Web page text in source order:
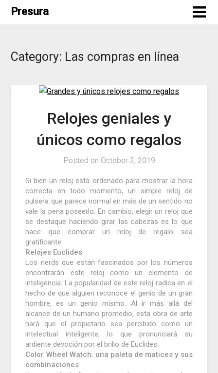
SkipPresura
Category: Las compras en línea
Relojes geniales y
únicos como regalos
Posted on October 2, 2019
Si bien un reloj está ordenado para mostrar la hora
correcta en todo momento, un simple reloj de
pulsera que parece normal en más de un sentido no
vale la pena poseerlo.En cambio, elegir un reloj que
se destaque haciendo girar las cabezas es lo que
hace que comprar un reloj de regalo sea
gratificante.
Relojes Euclides
Los nerds que están fascinados por los números
encontrarán este reloj como un elemento de
inteligencia. La popularidad de este reloj radica en el
hecho de que alguien reconoce el genio de un gran
hombre, es un genio mismo. Al ir más allá del
alcance de un humano promedio, esta obra de arte
hará que el propietario sea percibido como un
intelectual inteligente, lo que pronunciará su
ardiente devoción por el brillo de Euclides.
Color Wheel Watch: una paleta de matices y sus
combinaciones